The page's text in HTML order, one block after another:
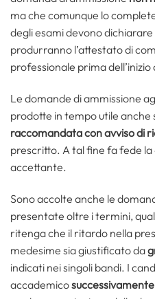
ma che comunque lo
degli esami devono
produrranno l’attestato di
professionale prima
Le domande di ammissione
prodotte in tempo utile anche
raccomandata con avviso di
prescritto. A tal fine fa fede la
accettante.
Sono accolte anche le
presentate oltre i termini,
ritenga che il ritardo nella
medesime sia giustificato da
indicati nei singoli bandi. I
accademico